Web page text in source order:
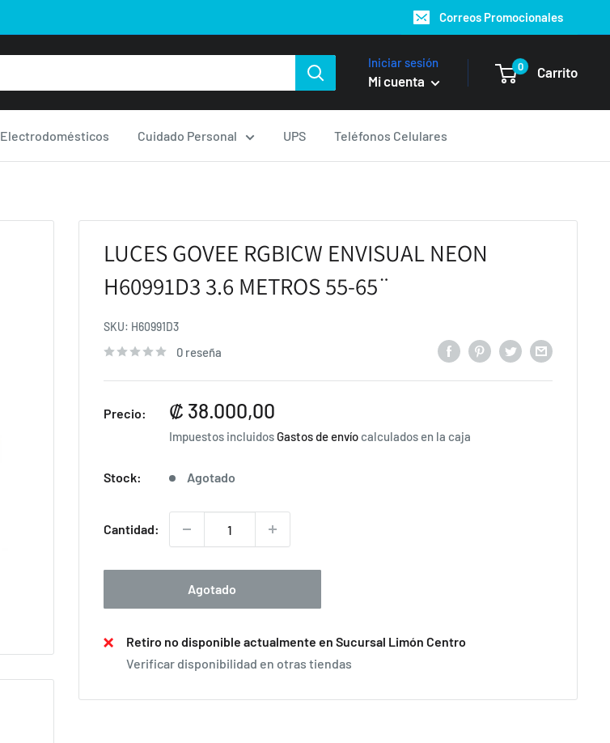
Correos Promocionales
Iniciar sesión
Mi cuenta
0 Carrito
Electrodomésticos Cuidado Personal UPS Teléfonos Celulares
LUCES GOVEE RGBICW ENVISUAL NEON
H60991D3 3.6 METROS 55-65¨
SKU: H60991D3
0 reseña
Precio:
Precio
de
venta
₡ 38.000,00
Impuestos incluidos Gastos de envío calculados en la caja
Stock: Agotado
Cantidad:
Agotado
Retiro no disponible actualmente en Sucursal Limón Centro
Verificar disponibilidad en otras tiendas